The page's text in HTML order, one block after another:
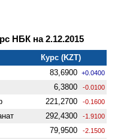
НБК на 2.12.2015
Курс (KZT)
83,6900 +0.0400
6,3800 -0.0100
221,2700 -0.1600
292,4300 -1.9100
79,9500 -2.1500